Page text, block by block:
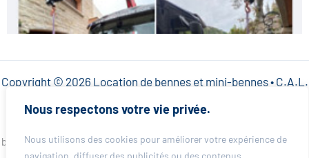
Nous respectons votre vie privée.
Nous utilisons des cookies pour améliorer votre expérience de
navigation, diffuser des publicités ou des contenus
Copyright © 2026 Location de bennes et mini-bennes • C.A.L.
bennes intervient partout dans les Alpes-Maritimes pour particuliers et
professionnels. Choisissez votre ville et obtenez un devis immédiat :